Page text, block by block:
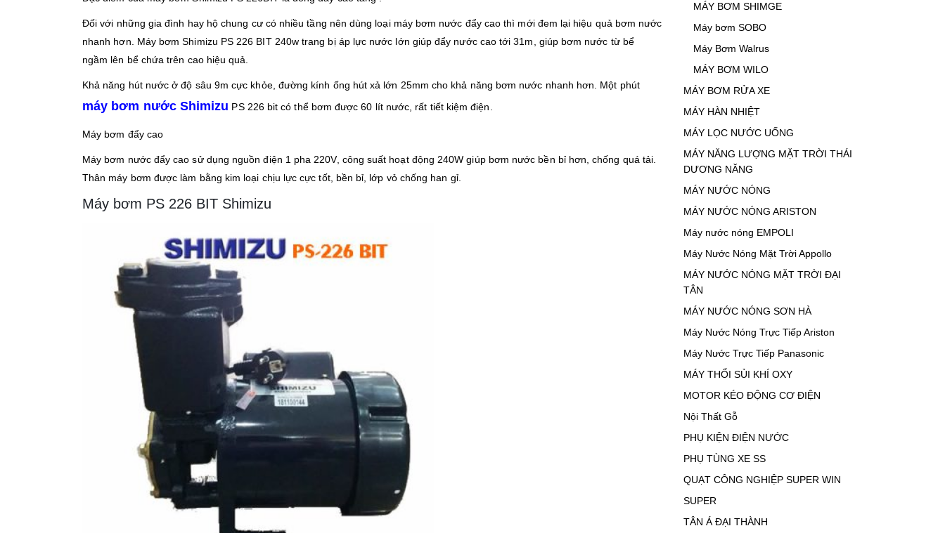
Đối với những gia đình hay hộ chung cư có nhiều tầng nên dùng loại máy bơm nước đẩy cao thì mới đem lại hiệu quả bơm nước
nhanh hơn. Máy bơm Shimizu PS 226 BIT 240w trang bị áp lực nước lớn giúp đẩy nước cao tới 31m, giúp bơm nước từ bể
ngầm lên bể chứa trên cao hiệu quả.
Khả năng hút nước ở độ sâu 9m cực khỏe, đường kính ống hút xả lớn 25mm cho khả năng bơm nước nhanh hơn. Một phút
máy bơm nước Shimizu PS 226 bit có thể bơm được 60 lít nước, rất tiết kiệm điện.
Máy bơm đẩy cao
Máy bơm nước đẩy cao sử dụng nguồn điện 1 pha 220V, công suất hoạt động 240W giúp bơm nước bền bỉ hơn, chống quá tải.
Thân máy bơm được làm bằng kim loại chịu lực cực tốt, bền bỉ, lớp vỏ chống han gỉ.
Máy bơm PS 226 BIT Shimizu
MÁY BƠM SHIMGE
Máy bơm SOBO
Máy Bơm Walrus
MÁY BƠM WILO
MÁY BƠM RỬA XE
MÁY HÀN NHIỆT
MÁY LỌC NƯỚC UỐNG
MÁY NĂNG LƯỢNG MẶT TRỜI THÁI
DƯƠNG NĂNG
MÁY NƯỚC NÓNG
MÁY NƯỚC NÓNG ARISTON
Máy nước nóng EMPOLI
Máy Nước Nóng Mặt Trời Appollo
MÁY NƯỚC NÓNG MẶT TRỜI ĐẠI
TÂN
MÁY NƯỚC NÓNG SƠN HÀ
Máy Nước Nóng Trực Tiếp Ariston
Máy Nước Trực Tiếp Panasonic
MÁY THỔI SỦI KHÍ OXY
MOTOR KÉO ĐỘNG CƠ ĐIỆN
Nội Thất Gỗ
PHỤ KIỆN ĐIỆN NƯỚC
PHỤ TÙNG XE SS
QUẠT CÔNG NGHIỆP SUPER WIN
SUPER
TÂN Á ĐẠI THÀNH